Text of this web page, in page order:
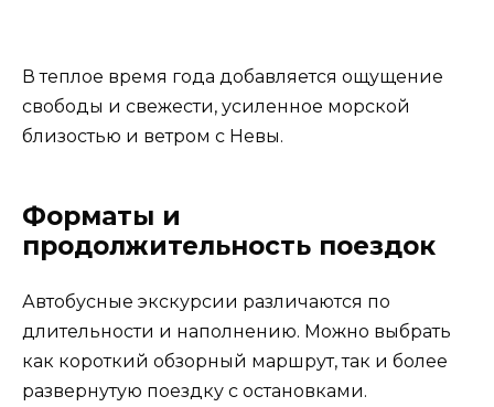
В теплое время года добавляется ощущение
свободы и свежести, усиленное морской
близостью и ветром с Невы.
Форматы и
продолжительность поездок
Автобусные экскурсии различаются по
длительности и наполнению. Можно выбрать
как короткий обзорный маршрут, так и более
развернутую поездку с остановками.